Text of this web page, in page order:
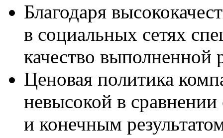
Благодаря
в социальных сетях
качество выполненной
Ценовая политика
невысокой в
и конечным